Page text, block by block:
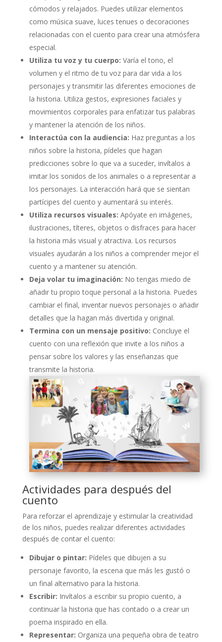
cómodos y relajados. Puedes utilizar elementos
como música suave, luces tenues o decoraciones
relacionadas con el cuento para crear una atmósfera
especial.
Utiliza tu voz y tu cuerpo: Varía el tono, el
volumen y el ritmo de tu voz para dar vida a los
personajes y transmitir las diferentes emociones de
la historia. Utiliza gestos, expresiones faciales y
movimientos corporales para enfatizar tus palabras
y mantener la atención de los niños.
Interactúa con la audiencia: Haz preguntas a los
niños sobre la historia, pídeles que hagan
predicciones sobre lo que va a suceder, invítalos a
imitar los sonidos de los animales o a representar a
los personajes. La interacción hará que se sientan
partícipes del cuento y aumentará su interés.
Utiliza recursos visuales: Apóyate en imágenes,
ilustraciones, títeres, objetos o disfraces para hacer
la historia más visual y atractiva. Los recursos
visuales ayudarán a los niños a comprender mejor el
cuento y a mantener su atención.
Deja volar tu imaginación: No tengas miedo de
añadir tu propio toque personal a la historia. Puedes
cambiar el final, inventar nuevos personajes o añadir
detalles que la hagan más divertida y original.
Termina con un mensaje positivo: Concluye el
cuento con una reflexión que invite a los niños a
pensar sobre los valores y las enseñanzas que
transmite la historia.
Actividades para después del
cuento
Para reforzar el aprendizaje y estimular la creatividad
de los niños, puedes realizar diferentes actividades
después de contar el cuento:
Dibujar o pintar: Pídeles que dibujen a su
personaje favorito, la escena que más les gustó o
un final alternativo para la historia.
Escribir: Invítalos a escribir su propio cuento, a
continuar la historia que has contado o a crear un
poema inspirado en ella.
Representar: Organiza una pequeña obra de teatro